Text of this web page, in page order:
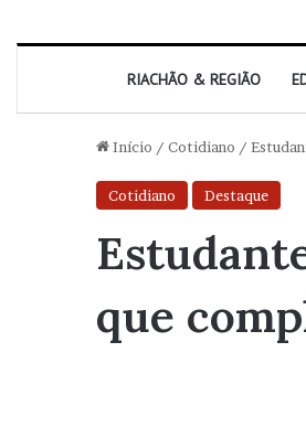
RIACHÃO & REGIÃO
Início / Cotidiano /
Cotidiano Destaque
que